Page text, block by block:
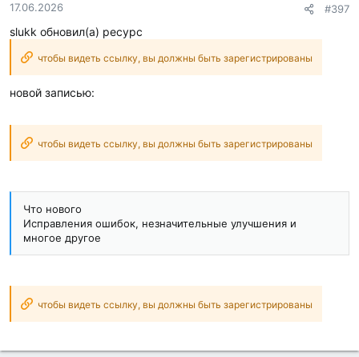
17.06.2026 #397
slukk обновил(а) ресурс
чтобы видеть ссылку, вы должны быть зарегистрированы
новой записью:
чтобы видеть ссылку, вы должны быть зарегистрированы
Что нового
Исправления ошибок, незначительные улучшения и
многое другое
чтобы видеть ссылку, вы должны быть зарегистрированы